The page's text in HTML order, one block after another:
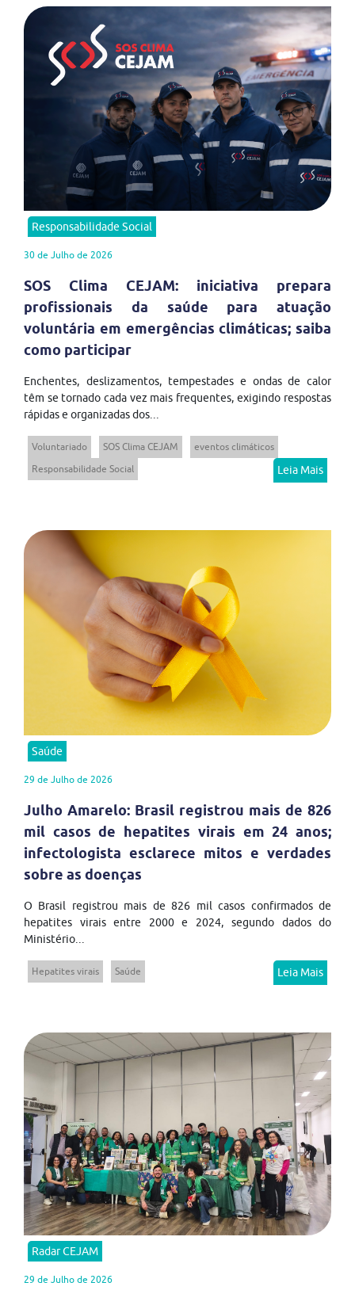
Responsabilidade Social
30 de Julho de 2026
SOS Clima CEJAM: iniciativa prepara
profissionais da saúde para atuação
voluntária em emergências climáticas; saiba
como participar
Enchentes, deslizamentos, tempestades e ondas de calor
têm se tornado cada vez mais frequentes, exigindo respostas
rápidas e organizadas dos...
Voluntariado SOS Clima CEJAM
eventos climáticos
Responsabilidade Social
Leia Mais
Saúde
29 de Julho de 2026
Julho Amarelo: Brasil registrou mais de 826
mil casos de hepatites virais em 24 anos;
infectologista esclarece mitos e verdades
sobre as doenças
O Brasil registrou mais de 826 mil casos confirmados de
hepatites virais entre 2000 e 2024, segundo dados do
Ministério...
Hepatites virais Saúde Leia Mais
Radar CEJAM
29 de Julho de 2026